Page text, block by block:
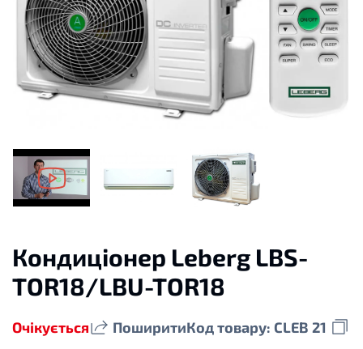
Кондиціонер Leberg LBS-
TOR18/LBU-TOR18
Очікується ПоширитиКод товару: CLEB 21